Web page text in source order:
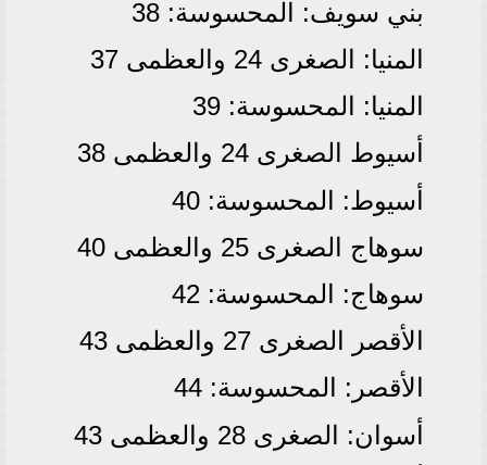
بني سويف: المحسوسة: 38
المنيا: الصغرى 24 والعظمى 37
المنيا: المحسوسة: 39
أسيوط الصغرى 24 والعظمى 38
أسيوط: المحسوسة: 40
سوهاج الصغرى 25 والعظمى 40
سوهاج: المحسوسة: 42
الأقصر الصغرى 27 والعظمى 43
الأقصر: المحسوسة: 44
أسوان: الصغرى 28 والعظمى 43